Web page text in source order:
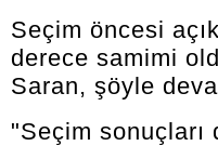
Seçim öncesi
derece samimi
Saran, şöyle
"Seçim sonuçları